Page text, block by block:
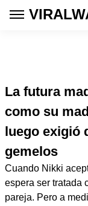
La futura
como su
luego exigió
gemelos
Cuando Nikki
espera ser tratada
pareja. Pero a